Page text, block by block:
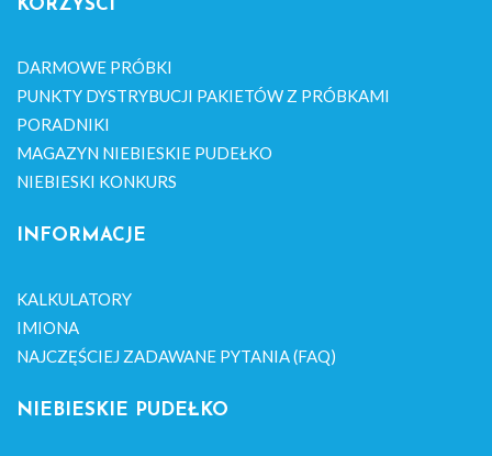
KORZYŚCI
DARMOWE PRÓBKI
PUNKTY DYSTRYBUCJI PAKIETÓW Z PRÓBKAMI
PORADNIKI
MAGAZYN NIEBIESKIE PUDEŁKO
NIEBIESKI KONKURS
INFORMACJE
KALKULATORY
IMIONA
NAJCZĘŚCIEJ ZADAWANE PYTANIA (FAQ)
NIEBIESKIE PUDEŁKO